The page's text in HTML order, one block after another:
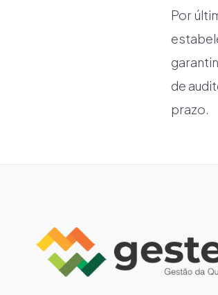
Por
de
prazo.